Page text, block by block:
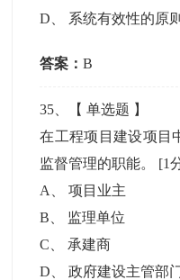
D
系统有效性的原则
答案：B
35 、【单选题 】
在工程项目建设项
监督管理的职能。 [1
A
、项目业主
B
监理单位
C
承建商
D 、政府建设主管部